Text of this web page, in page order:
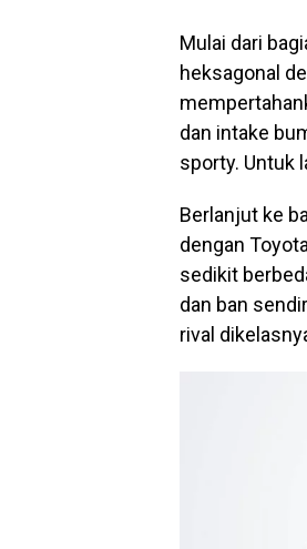
Mulai dari
heksagonal
dan intake
sporty. Untuk
Berlanjut ke
dengan
sedikit
dan ban
rival